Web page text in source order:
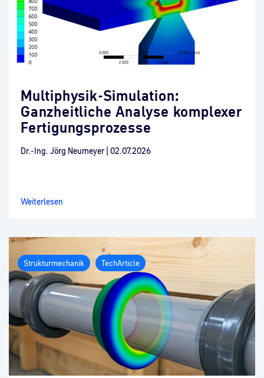
Multiphysik-Simulation:
Ganzheitliche Analyse komplexer
Fertigungsprozesse
Dr.-Ing. Jörg Neumeyer | 02.07.2026
Weiterlesen
Strukturmechanik TechArticle